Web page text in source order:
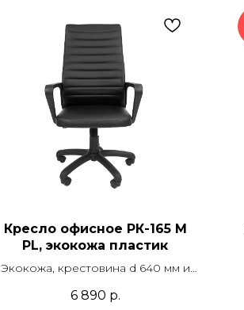
Кресло офисное РК-165 М
PL, экокожа пластик
Экокожа, крестовина d 640 мм и
качания TOP GUN, ролики Ø50
6 890 р.